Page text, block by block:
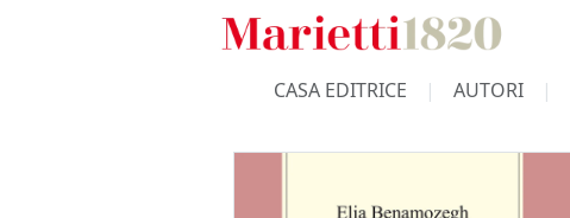
CASA EDITRICE AUTORI